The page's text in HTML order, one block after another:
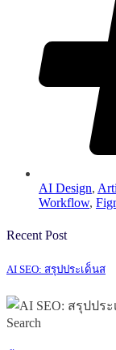
AI Design,
Workflow,
Recent Post
AI SEO: สรุปประเด็นส